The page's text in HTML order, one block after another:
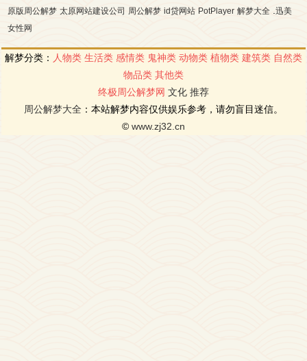
原版周公解梦 太原网站建设公司 周公解梦 id贷网站 PotPlayer 解梦大全
迅美
女性网
解梦分类： 人物类 生活类 感情类 鬼神类 动物类 植物类 建筑类 自然类
物品类 其他类
终极周公解梦网 文化 推荐
周公解梦大全 ：本站解梦内容仅供娱乐参考，请勿盲目迷信。
© www.zj32.cn